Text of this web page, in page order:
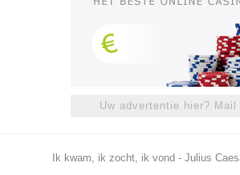
Uw advertentie hier? Mail
Ik kwam, ik zocht, ik vond - Julius